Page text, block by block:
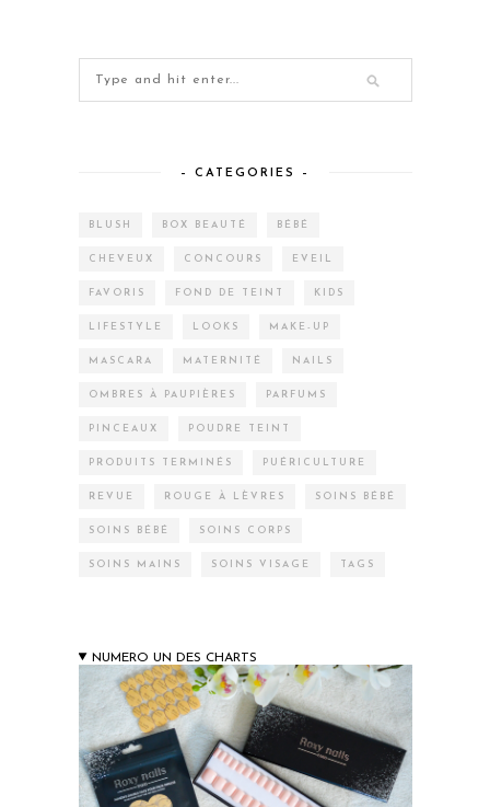
– CATEGORIES –
BLUSH BOX BEAUTÉ BÉBÉ
CHEVEUX CONCOURS EVEIL
FAVORIS FOND DE TEINT KIDS
LIFESTYLE LOOKS MAKE-UP
MASCARA MATERNITÉ NAILS
OMBRES À PAUPIÈRES PARFUMS
PINCEAUX POUDRE TEINT
PRODUITS TERMINÉS PUÉRICULTURE
REVUE ROUGE À LÈVRES SOINS BÉBÉ
SOINS BÉBÉ SOINS CORPS
SOINS MAINS SOINS VISAGE TAGS
NUMERO UN DES CHARTS